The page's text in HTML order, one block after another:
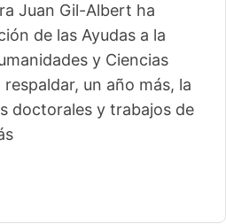
Juan Gil-Albert ha
de las Ayudas a la
y Ciencias
un año más, la
doctorales y trabajos de